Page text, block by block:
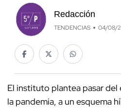
Redacción
TENDENCIAS 04/08/
El instituto plantea pasar del
la pandemia, a un esquema